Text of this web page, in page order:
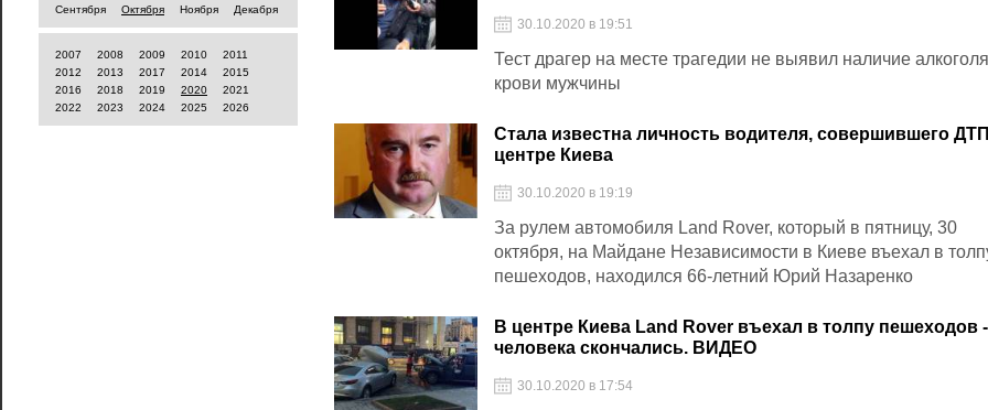
Сентября
Октября Ноября Декабря
2007 2008 2009 2010
2011
2012
2013 2017 2014
2015
2016
2018 2019 2020
2021
2022
2023 2024 2025 2026
30.10.2020 в 19:51
Тест драгер на месте трагедии не выявил наличие
крови мужчины
Стала известна личность водителя, совершившего
центре Киева
30.10.2020 в 19:19
За рулем автомобиля Land Rover, который в пятницу, 30
октября, на Майдане Независимости в Киеве въехал в
пешеходов, находился 66-летний Юрий Назаренко
В центре Киева Land Rover въехал в толпу пешеходов
человека скончались. ВИДЕО
30.10.2020 в 17:54